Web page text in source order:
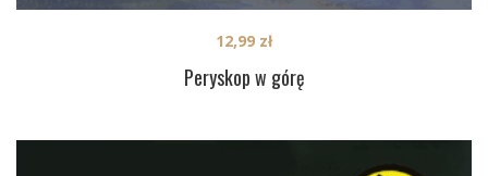
Peryskop w górę
12,99 zł